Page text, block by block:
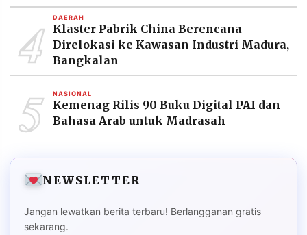
4 DAERAH
Klaster Pabrik China Berencana
Direlokasi ke Kawasan Industri Madura,
Bangkalan
5 NASIONAL
Kemenag Rilis 90 Buku Digital PAI dan
Bahasa Arab untuk Madrasah
NEWSLETTER
Jangan lewatkan berita terbaru! Berlangganan gratis
sekarang.